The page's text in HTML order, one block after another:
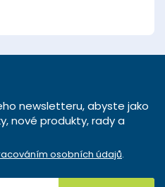
newsletteru, abyste jako
nové produkty, rady a
osobních údajů.